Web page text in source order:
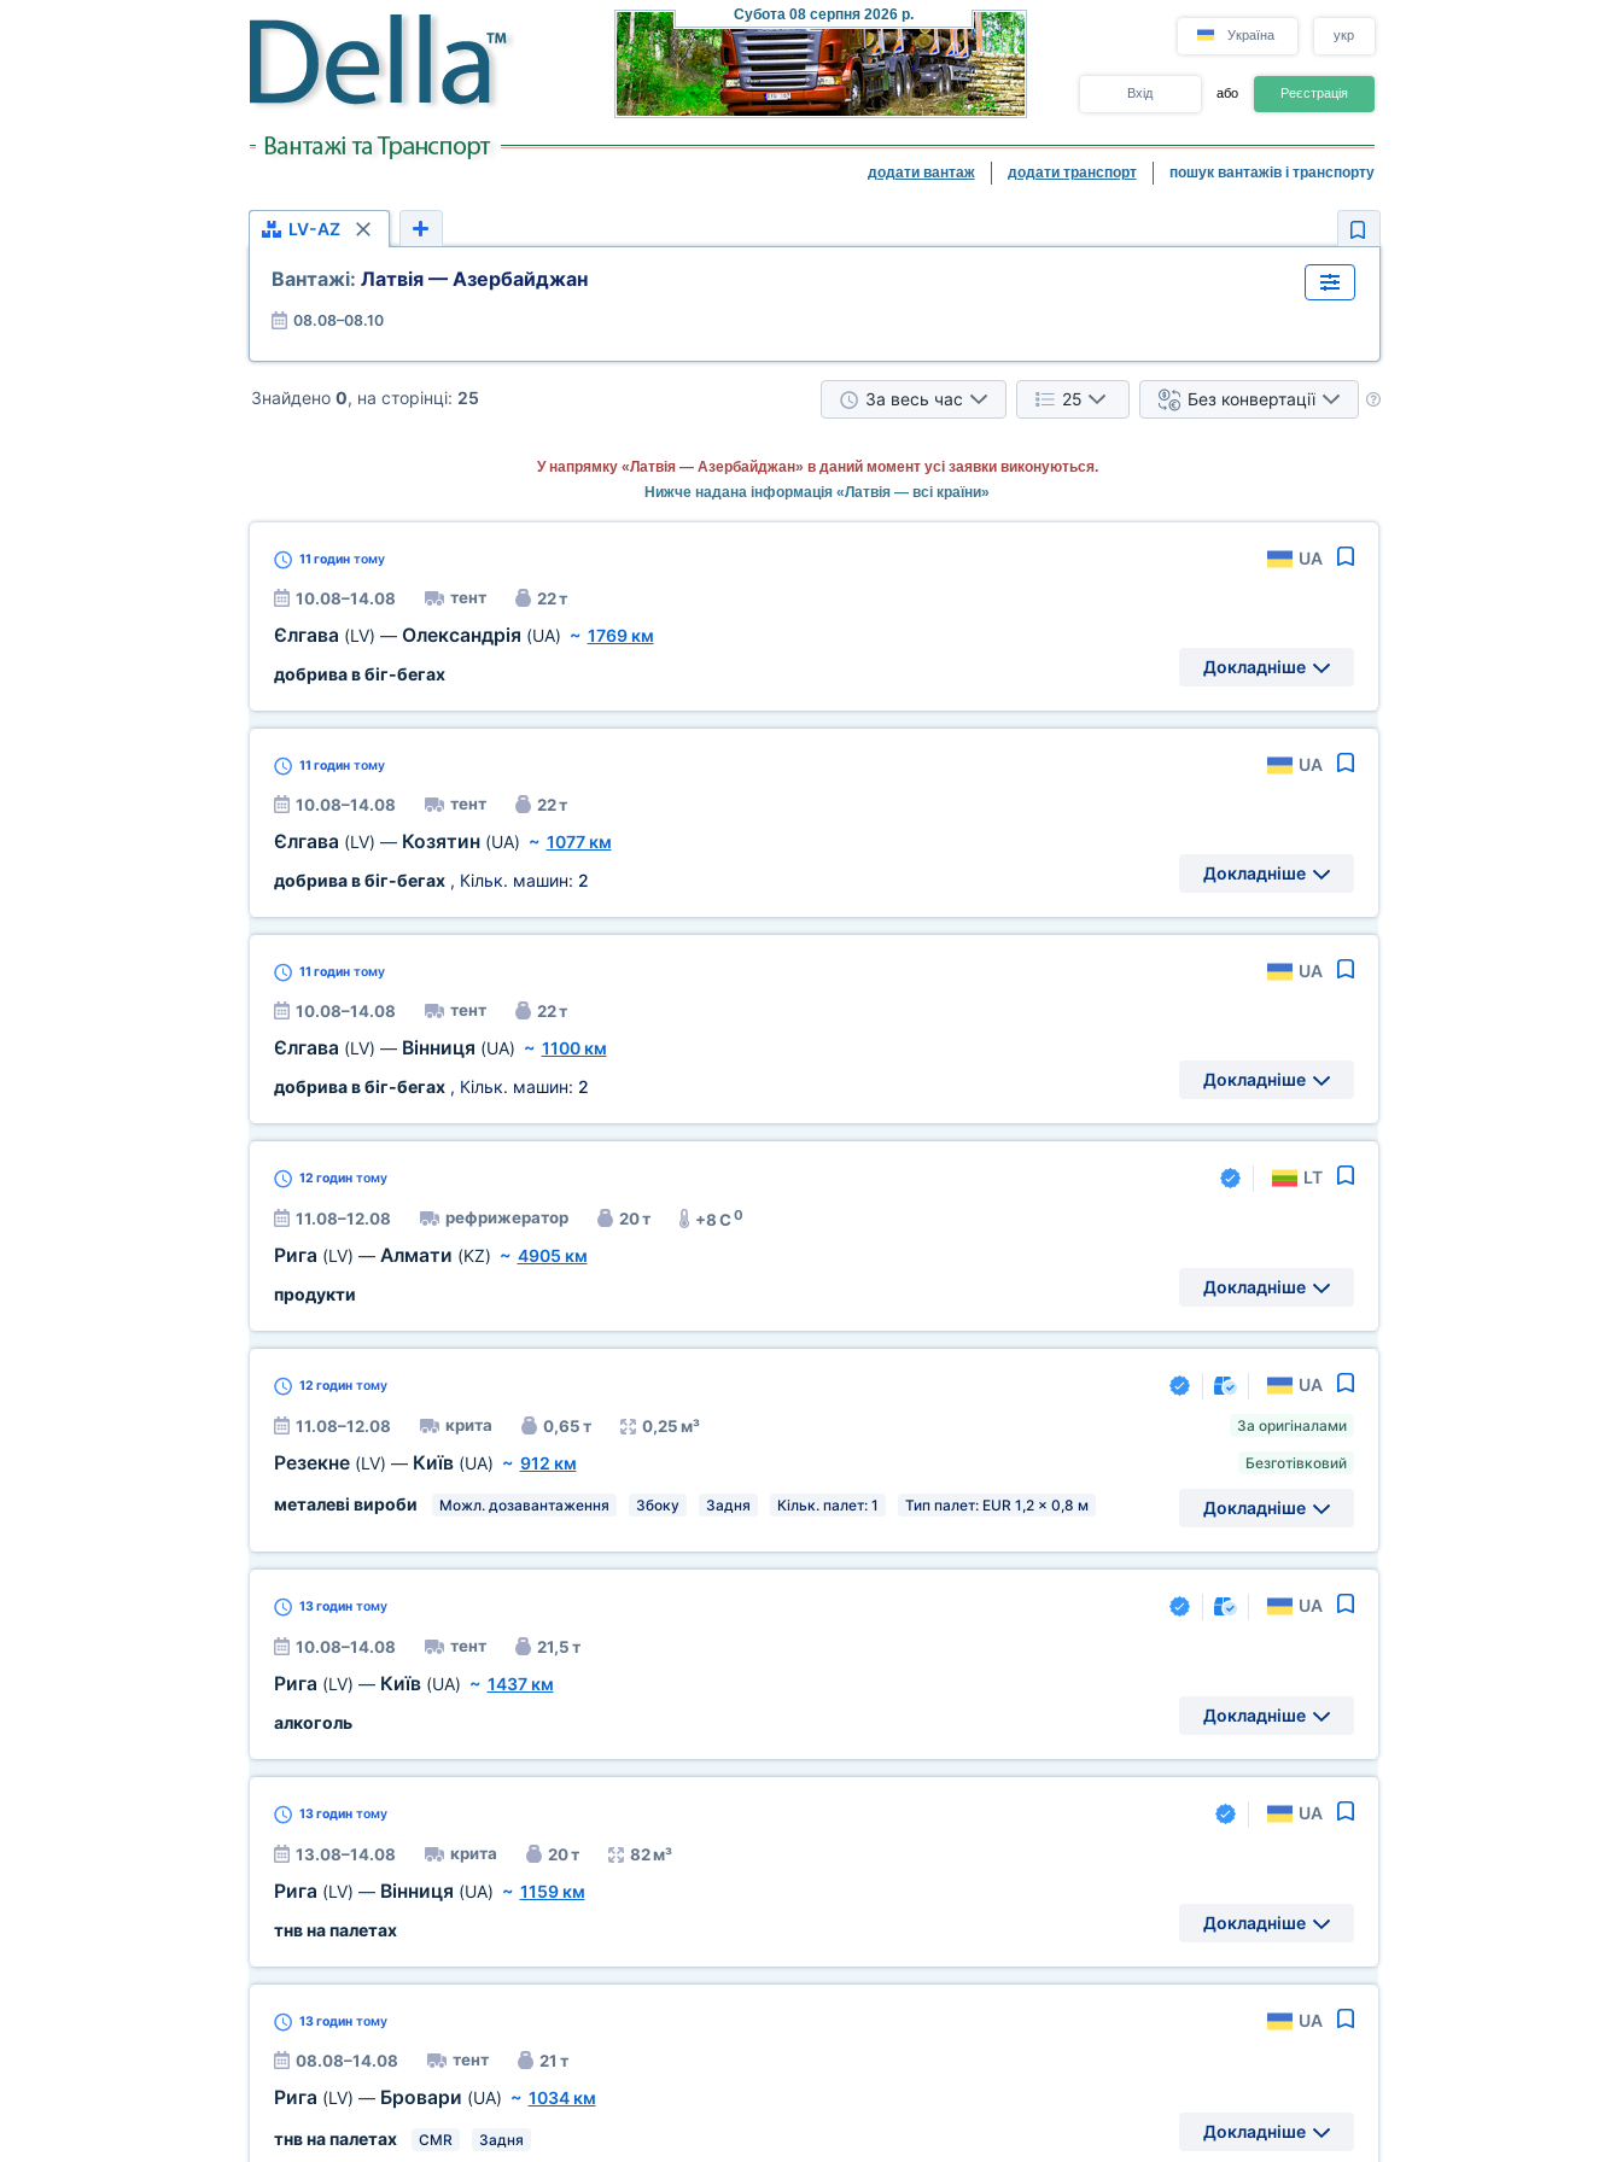
Субота08 серпня 2026 р.
Україна укр
Вхід або Реєстрація
додати вантаж додати транспорт пошук вантажів і транспорту
LV-AZ
Вантажі: Латвія — Азербайджан
08.08–08.10
Знайдено 0, на сторінці: 25 За весь час 25 Без конвертації
У напрямку «Латвія — Азербайджан» в даний момент усі заявки виконуються.
Нижче надана інформація «Латвія — всі країни»
11 годинтому UA
10.08–14.08 тент 22 т
Єлгава (LV) — Олександрія (UA) ~ 1769 км
добрива в біг-бегах
Докладніше
11 годинтому UA
10.08–14.08 тент 22 т
Єлгава (LV) — Козятин (UA) ~ 1077 км
добрива в біг-бегах, Кільк. машин: 2 Докладніше
11 годинтому UA
10.08–14.08 тент 22 т
Єлгава (LV) — Вінниця (UA) ~ 1100 км
добрива в біг-бегах, Кільк. машин: 2 Докладніше
12 годинтому LT
11.08–12.08 рефрижератор 20 т +8 C0
Рига (LV) — Алмати (KZ) ~ 4905 км
продукти
Докладніше
12 годинтому UA
11.08–12.08 крита 0,65 т 0,25 м³
Резекне (LV) — Київ (UA) ~ 912 км
металеві вироби
Можл. дозавантаження Збоку Задня Кільк. палет: 1 Тип палет: EUR 1,2 x 0,8 м
За оригіналами
Безготівковий
Докладніше
13 годинтому UA
10.08–14.08 тент 21,5 т
Рига (LV) — Київ (UA) ~ 1437 км
алкоголь
Докладніше
13 годинтому UA
13.08–14.08 крита 20 т 82 м³
Рига (LV) — Вінниця (UA) ~ 1159 км
тнв на палетах
Докладніше
13 годинтому UA
08.08–14.08 тент 21 т
Рига (LV) — Бровари (UA) ~ 1034 км
тнв на палетах
CMR Задня Докладніше